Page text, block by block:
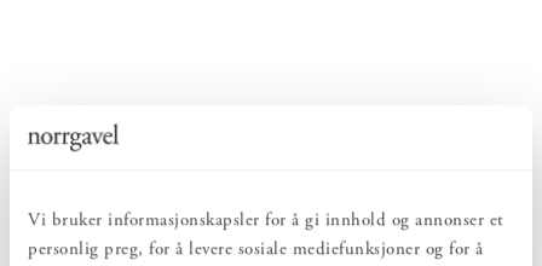
Vi bruker informasjonskapsler for å gi innhold og annonser et
personlig preg, for å levere sosiale mediefunksjoner og for å